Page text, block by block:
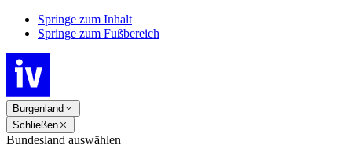
Springe zum Inhalt
Springe zum Fußbereich
Burgenland
Schließen
Bundesland auswählen